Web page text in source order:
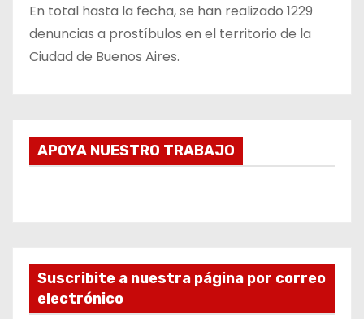
En total hasta la fecha, se han realizado 1229
denuncias a prostíbulos en el territorio de la
Ciudad de Buenos Aires.
APOYA NUESTRO TRABAJO
Suscribite a nuestra página por correo
electrónico